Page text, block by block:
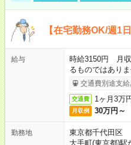
【在宅勤務OK/週1
給与
時給3150円 月
るものではありま
交通費別途支給
交通費 1ヶ月3万
月収例 30万円～
勤務地
東京都千代田区
大手町(東京都)駅